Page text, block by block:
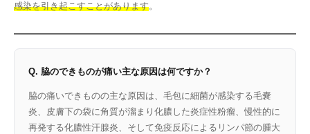
感染を引き起こすことがあります。
Q. 脇のできものが痛い主な原因は何ですか？
脇の痛いできものの主な原因は、毛包に細菌が感染する毛嚢
炎、皮膚下の袋に角質が溜まり化膿した炎症性粉瘤、慢性的に
再発する化膿性汗腺炎、そして免疫反応によるリンパ節の腫大